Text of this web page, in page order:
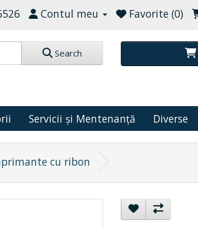
Contul meu Favorite (0)
Search
Servicii și Mentenanță Diverse
cu ribon